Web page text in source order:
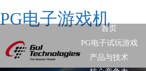
PG电子游戏机
首页
PG电子试玩游戏
产品与技术